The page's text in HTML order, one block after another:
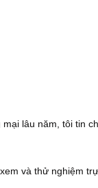
lâu năm, tôi tin
và thử nghiệm